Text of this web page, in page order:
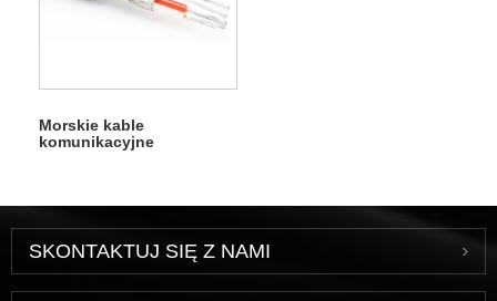
Morskie kable
komunikacyjne
SKONTAKTUJ SIĘ Z NAMI